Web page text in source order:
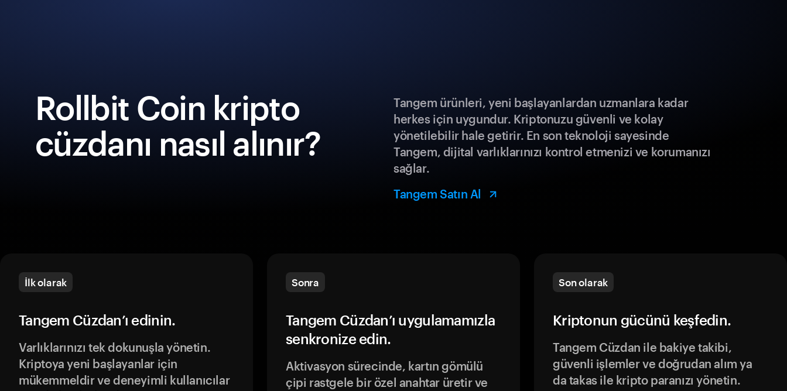
Rollbit Coin kripto
cüzdanı nasıl alınır?
Tangem ürünleri, yeni başlayanlardan uzmanlara kadar
herkes için uygundur. Kriptonuzu güvenli ve kolay
yönetilebilir hale getirir. En son teknoloji sayesinde
Tangem, dijital varlıklarınızı kontrol etmenizi ve korumanızı
sağlar.
Tangem Satın Al
İlk olarak
Tangem Cüzdan’ı edinin.
Varlıklarınızı tek dokunuşla yönetin.
Kriptoya yeni başlayanlar için
mükemmeldir ve deneyimli kullanıcılar
Sonra
Tangem Cüzdan’ı uygulamamızla
senkronize edin.
Aktivasyon sürecinde, kartın gömülü
çipi rastgele bir özel anahtar üretir ve
Son olarak
Kriptonun gücünü keşfedin.
Tangem Cüzdan ile bakiye takibi,
güvenli işlemler ve doğrudan alım ya
da takas ile kripto paranızı yönetin.